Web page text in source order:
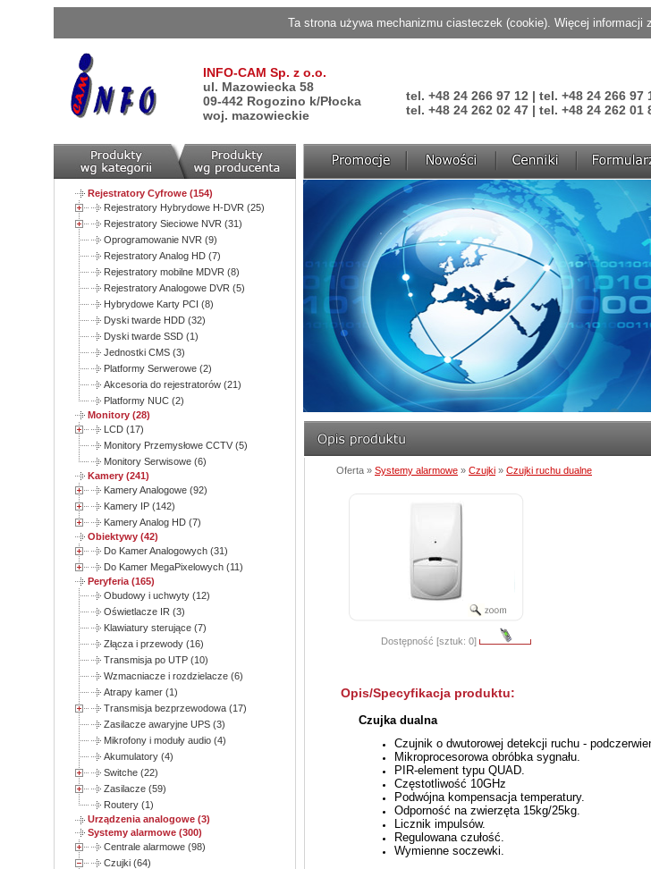
Ta strona używa mechanizmu ciasteczek (cookie). Więcej informacji
INFO-CAM Sp. z o.o.
ul. Mazowiecka 58
09-442 Rogozino k/Płocka
woj. mazowieckie
tel. +48 24 266 97 12 | tel. +48 24 266 97
tel. +48 24 262 02 47 | tel. +48 24 262 01
Rejestratory Cyfrowe (154)
Rejestratory Hybrydowe H-DVR (25)
Rejestratory Sieciowe NVR (31)
Oprogramowanie NVR (9)
Rejestratory Analog HD (7)
Rejestratory mobilne MDVR (8)
Rejestratory Analogowe DVR (5)
Hybrydowe Karty PCI (8)
Dyski twarde HDD (32)
Dyski twarde SSD (1)
Jednostki CMS (3)
Platformy Serwerowe (2)
Akcesoria do rejestratorów (21)
Platformy NUC (2)
Monitory (28)
LCD (17)
Monitory Przemysłowe CCTV (5)
Monitory Serwisowe (6)
Kamery (241)
Kamery Analogowe (92)
Kamery IP (142)
Kamery Analog HD (7)
Obiektywy (42)
Do Kamer Analogowych (31)
Do Kamer MegaPixelowych (11)
Peryferia (165)
Obudowy i uchwyty (12)
Oświetlacze IR (3)
Klawiatury sterujące (7)
Złącza i przewody (16)
Transmisja po UTP (10)
Wzmacniacze i rozdzielacze (6)
Atrapy kamer (1)
Transmisja bezprzewodowa (17)
Zasilacze awaryjne UPS (3)
Mikrofony i moduły audio (4)
Akumulatory (4)
Switche (22)
Zasilacze (59)
Routery (1)
Urządzenia analogowe (3)
Systemy alarmowe (300)
Centrale alarmowe (98)
Czujki (64)
Oferta » Systemy alarmowe » Czujki » Czujki ruchu dualne
Dostępność [sztuk: 0]
Opis/Specyfikacja produktu:
Czujka dualna
Czujnik o dwutorowej detekcji ruchu -
Mikroprocesorowa obróbka sygnału.
PIR-element typu QUAD.
Częstotliwość 10GHz
Podwójna kompensacja temperatury.
Odporność na zwierzęta 15kg/25kg.
Licznik impulsów.
Regulowana czułość.
Wymienne soczewki.